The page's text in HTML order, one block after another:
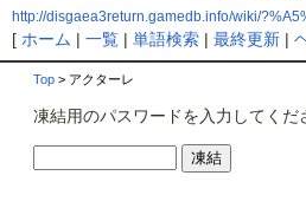
http://disgaea3return.gamedb.info/wiki/
[ ホーム | 一覧| 単語検索| 最終更新|
Top > アクターレ
凍結用のパスワードを入力してくだ